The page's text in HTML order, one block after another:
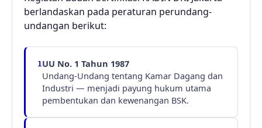
berlandaskan pada peraturan perundang-
undangan berikut:
1UU No. 1 Tahun 1987
Undang-Undang tentang Kamar Dagang dan
Industri — menjadi payung hukum utama
pembentukan dan kewenangan BSK.